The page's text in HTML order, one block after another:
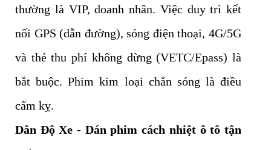
thường là VIP, doanh nhân. Việc duy trì kết
nối GPS (dẫn đường), sóng điện thoại, 4G/5G
và thẻ thu phí không dừng (VETC/Epass) là
bắt buộc. Phim kim loại chắn sóng là điều
cấm kỵ.
Dân Độ Xe - Dán phim cách nhiệt ô tô tận